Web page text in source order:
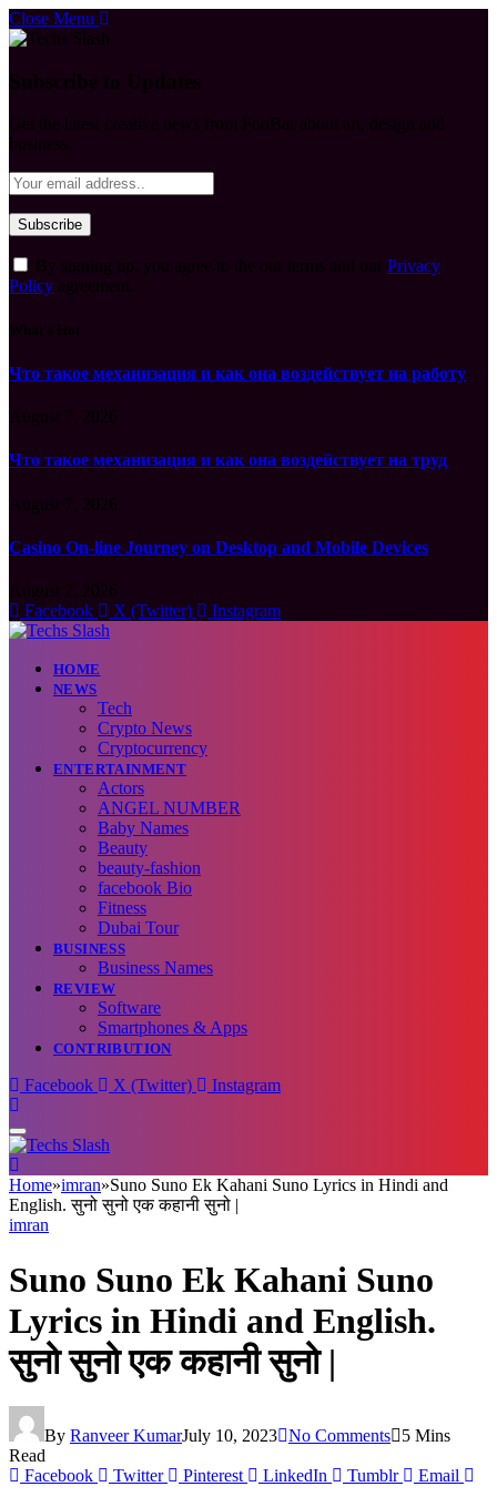
Close Menu
Privacy
Policy
Что такое механизация и как она воздействует на работу
Что такое механизация и как она воздействует на труд
Casino On-line Journey on Desktop and Mobile Devices
Facebook
X (Twitter) Instagram
HOME
NEWS
Tech
Crypto News
Cryptocurrency
ENTERTAINMENT
Actors
ANGEL NUMBER
Baby Names
Beauty
beauty-fashion
facebook Bio
Fitness
Dubai Tour
BUSINESS
Business Names
REVIEW
Software
Smartphones & Apps
CONTRIBUTION
Facebook X (Twitter) Instagram
Home»imran»Suno Suno Ek Kahani Suno Lyrics in Hindi and
English. सुनो सुनो एक कहानी सुनो |
imran
Suno Suno Ek Kahani Suno
Lyrics in Hindi and English.
सुनो सुनो एक कहानी सुनो |
By Ranveer KumarJuly 10, 2023 No Comments
5 Mins
Read
Facebook
Twitter Pinterest LinkedIn Tumblr Email